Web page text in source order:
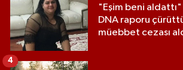
"Eşim beni aldattı"
DNA raporu
müebbet cezası
4